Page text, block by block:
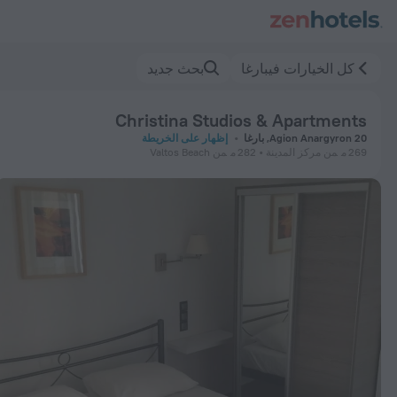
كل الخيارات فيبارغا بحث جديد
Christina Studios & Apartments
Agion Anargyron 20, بارغا
إظهار على الخريطة
269 م
من مركز المدينة 282 م من Valtos Beach
Christina Studios & Apartments فيبارغا — احجز الآن على ZenHotels.com